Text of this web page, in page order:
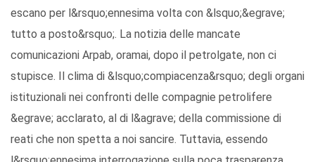
escano per l&rsquo;ennesima volta con &lsquo;&egrave;
tutto a posto&rsquo;. La notizia delle mancate
comunicazioni Arpab, oramai, dopo il petrolgate, non ci
stupisce. Il clima di &lsquo;compiacenza&rsquo; degli organi
istituzionali nei confronti delle compagnie petrolifere
&egrave; acclarato, al di l&agrave; della commissione di
reati che non spetta a noi sancire. Tuttavia, essendo